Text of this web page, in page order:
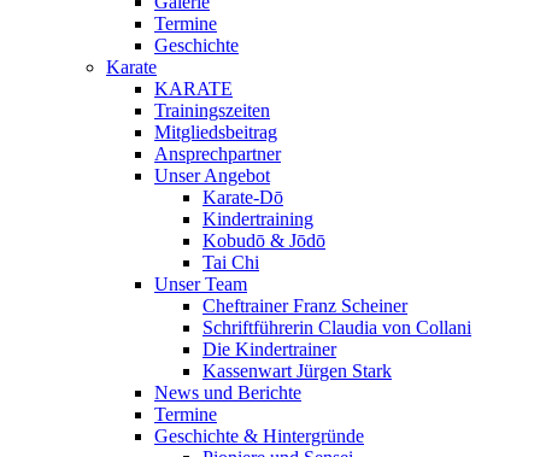
Termine
Geschichte
Karate
KARATE
Trainingszeiten
Mitgliedsbeitrag
Ansprechpartner
Unser Angebot
Karate-Dō
Kindertraining
Kobudō & Jōdō
Tai Chi
Unser Team
Cheftrainer Franz Scheiner
Schriftführerin Claudia von Collani
Die Kindertrainer
Kassenwart Jürgen Stark
News und Berichte
Termine
Geschichte & Hintergründe